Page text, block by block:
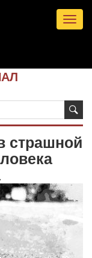
страшной